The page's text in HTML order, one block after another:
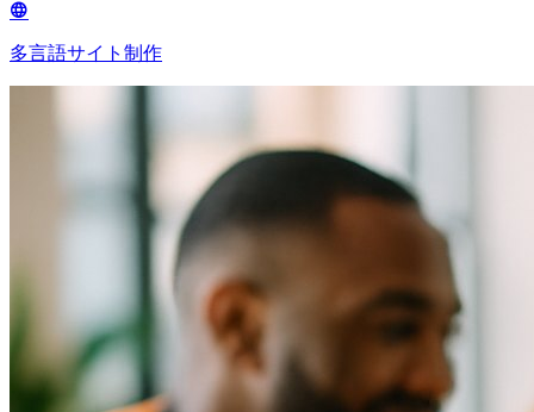
多言語サイト制作